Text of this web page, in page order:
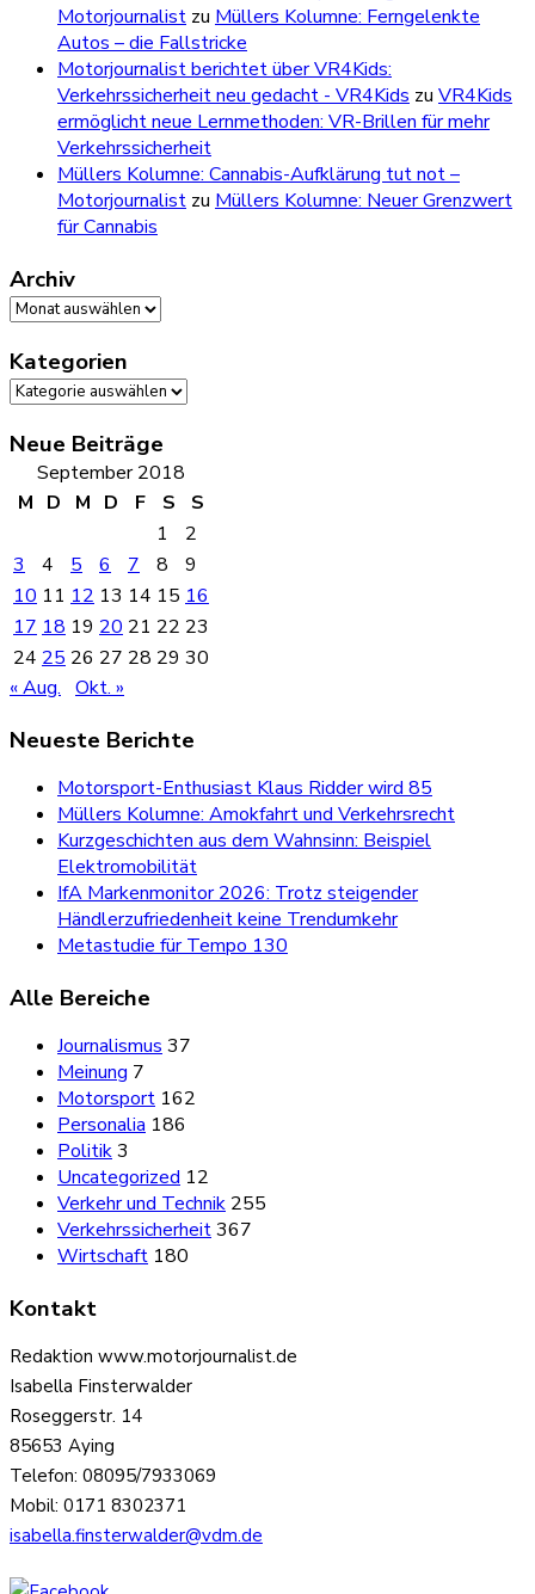
Motorjournalist zu Müllers Kolumne: Ferngelenkte
Autos – die Fallstricke
Motorjournalist berichtet über VR4Kids:
Verkehrssicherheit neu gedacht - VR4Kids zu VR4Kids
ermöglicht neue Lernmethoden: VR-Brillen für mehr
Verkehrssicherheit
Müllers Kolumne: Cannabis-Aufklärung tut not –
Motorjournalist zu Müllers Kolumne: Neuer Grenzwert
für Cannabis
Archiv
Archiv
Kategorien
Kategorien
Neue Beiträge
September 2018
M D M D F S
S
1
2
3
4 5 6 7 8
9
10 11 12 13 14 15 16
17 18 19 20 21 22 23
24 25 26 27 28 29 30
« Aug. Okt. »
Neueste Berichte
Motorsport-Enthusiast Klaus Ridder wird 85
Müllers Kolumne: Amokfahrt und Verkehrsrecht
Kurzgeschichten aus dem Wahnsinn: Beispiel
Elektromobilität
IfA Markenmonitor 2026: Trotz steigender
Händlerzufriedenheit keine Trendumkehr
Metastudie für Tempo 130
Alle Bereiche
Journalismus 37
Meinung 7
Motorsport 162
Personalia 186
Politik3
Uncategorized 12
Verkehr und Technik 255
Verkehrssicherheit367
Wirtschaft 180
Kontakt
Redaktion www.motorjournalist.de
Isabella Finsterwalder
Roseggerstr. 14
85653 Aying
Telefon: 08095/7933069
Mobil: 0171 8302371
isabella.finsterwalder@vdm.de